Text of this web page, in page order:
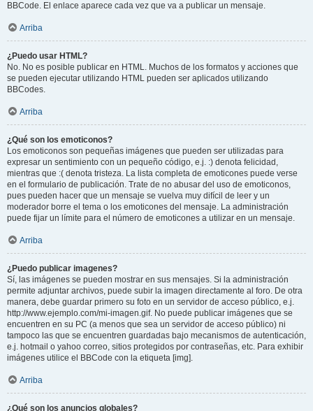
BBCode. El enlace aparece cada vez que va a publicar un mensaje.
Arriba
¿Puedo usar HTML?
No. No es posible publicar en HTML. Muchos de los formatos y acciones que
se pueden ejecutar utilizando HTML pueden ser aplicados utilizando
BBCodes.
Arriba
¿Qué son los emoticonos?
Los emoticonos son pequeñas imágenes que pueden ser utilizadas para
expresar un sentimiento con un pequeño código, e.j. :) denota felicidad,
mientras que :( denota tristeza. La lista completa de emoticones puede verse
en el formulario de publicación. Trate de no abusar del uso de emoticonos,
pues pueden hacer que un mensaje se vuelva muy difícil de leer y un
moderador borre el tema o los emoticones del mensaje. La administración
puede fijar un límite para el número de emoticones a utilizar en un mensaje.
Arriba
¿Puedo publicar imagenes?
Sí, las imágenes se pueden mostrar en sus mensajes. Si la administración
permite adjuntar archivos, puede subir la imagen directamente al foro. De otra
manera, debe guardar primero su foto en un servidor de acceso público, e.j.
http://www.ejemplo.com/mi-imagen.gif. No puede publicar imágenes que se
encuentren en su PC (a menos que sea un servidor de acceso público) ni
tampoco las que se encuentren guardadas bajo mecanismos de autenticación,
e.j. hotmail o yahoo correo, sitios protegidos por contraseñas, etc. Para exhibir
imágenes utilice el BBCode con la etiqueta [img].
Arriba
¿Qué son los anuncios globales?